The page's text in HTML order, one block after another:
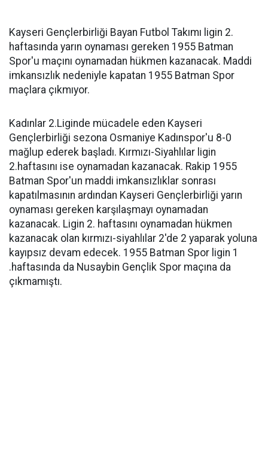
Kayseri Gençlerbirliği Bayan Futbol Takımı ligin 2.
haftasında yarın oynaması gereken 1955 Batman
Spor'u maçını oynamadan hükmen kazanacak. Maddi
imkansızlık nedeniyle kapatan 1955 Batman Spor
maçlara çıkmıyor.
Kadınlar 2.Liginde mücadele eden Kayseri
Gençlerbirliği sezona Osmaniye Kadınspor'u 8-0
mağlup ederek başladı. Kırmızı-Siyahlılar ligin
2.haftasını ise oynamadan kazanacak. Rakip 1955
Batman Spor'un maddi imkansızlıklar sonrası
kapatılmasının ardından Kayseri Gençlerbirliği yarın
oynaması gereken karşılaşmayı oynamadan
kazanacak. Ligin 2. haftasını oynamadan hükmen
kazanacak olan kırmızı-siyahlılar 2'de 2 yaparak yoluna
kayıpsız devam edecek. 1955 Batman Spor ligin 1
.haftasında da Nusaybin Gençlik Spor maçına da
çıkmamıştı.